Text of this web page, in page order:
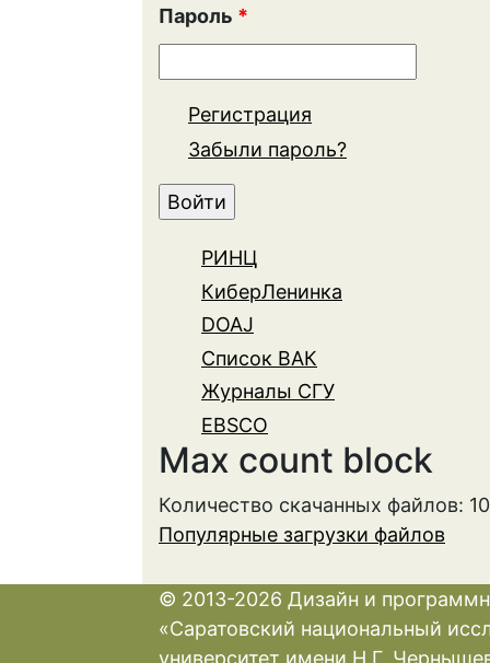
Пароль *
Регистрация
Забыли пароль?
РИНЦ
КиберЛенинка
DOAJ
Список ВАК
Журналы СГУ
EBSCO
Max count block
Количество скачанных файлов:
Популярные загрузки файлов
© 2013-2026 Дизайн и
«Саратовский национальный
университет имени Н.Г.